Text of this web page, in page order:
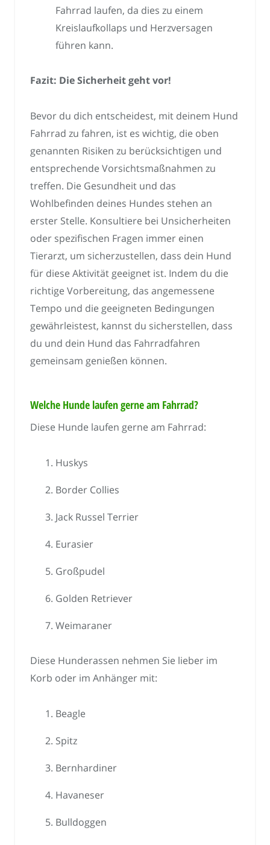
Fahrrad laufen, da dies zu einem
Kreislaufkollaps und Herzversagen
führen kann.
Fazit: Die Sicherheit geht vor!
Bevor du dich entscheidest, mit deinem Hund
Fahrrad zu fahren, ist es wichtig, die oben
genannten Risiken zu berücksichtigen und
entsprechende Vorsichtsmaßnahmen zu
treffen. Die Gesundheit und das
Wohlbefinden deines Hundes stehen an
erster Stelle. Konsultiere bei Unsicherheiten
oder spezifischen Fragen immer einen
Tierarzt, um sicherzustellen, dass dein Hund
für diese Aktivität geeignet ist. Indem du die
richtige Vorbereitung, das angemessene
Tempo und die geeigneten Bedingungen
gewährleistest, kannst du sicherstellen, dass
du und dein Hund das Fahrradfahren
gemeinsam genießen können.
Welche Hunde laufen gerne am Fahrrad?
Diese Hunde laufen gerne am Fahrrad:
Huskys
Border Collies
Jack Russel Terrier
Eurasier
Großpudel
Golden Retriever
Weimaraner
Diese Hunderassen nehmen Sie lieber im
Korb oder im Anhänger mit:
Beagle
Spitz
Bernhardiner
Havaneser
Bulldoggen